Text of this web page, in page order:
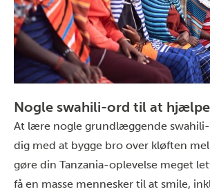
Nogle swahili-ord til at
At lære nogle grundlæggende
dig med at bygge bro over kløften
gøre din Tanzania-oplevelse meget
få en masse mennesker til at smile,